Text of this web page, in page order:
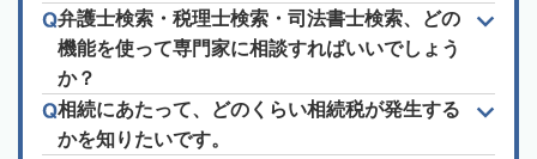
弁護士検索・税理士検索・司法書士検索、どの
機能を使って専門家に相談すればいいでしょう
か？
相続にあたって、どのくらい相続税が発生する
かを知りたいです。